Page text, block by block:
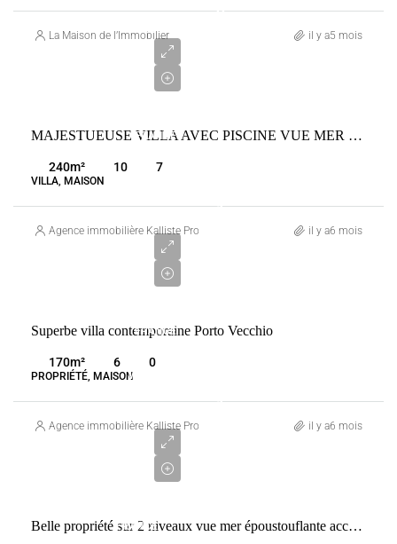
CARBINI
La Maison de l’Immobilier il y a5 mois
FRANCE
2
MAJESTUEUSE VILLA AVEC PISCINE VUE MER PANORAMIQUE
240m² 10 7
VILLA, MAISON
Agence immobilière Kalliste Properties il y a6 mois
FRANCE
VECCHIO
1
Superbe villa contemporaine Porto Vecchio
170m² 6 0
PROPRIÉTÉ, MAISON
Agence immobilière Kalliste Properties il y a6 mois
FRANCE
1
Belle propriété sur 2 niveaux vue mer époustouflante accès direct plage .